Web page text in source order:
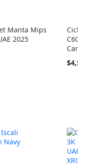
Manta Mips
2025